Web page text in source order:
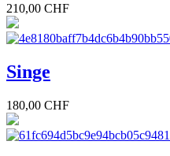
210,00 CHF
Singe
180,00 CHF